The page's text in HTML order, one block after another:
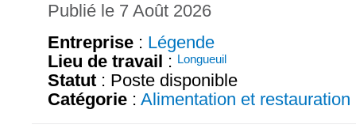
Publié le 7 Août 2026
Entreprise : Légende
Lieu de travail : Longueuil
Statut : Poste disponible
Catégorie : Alimentation et restauration